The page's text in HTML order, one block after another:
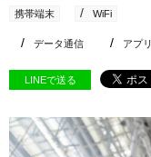
携帯端末 WiFi
データ通信 アプリ
LINEで送る